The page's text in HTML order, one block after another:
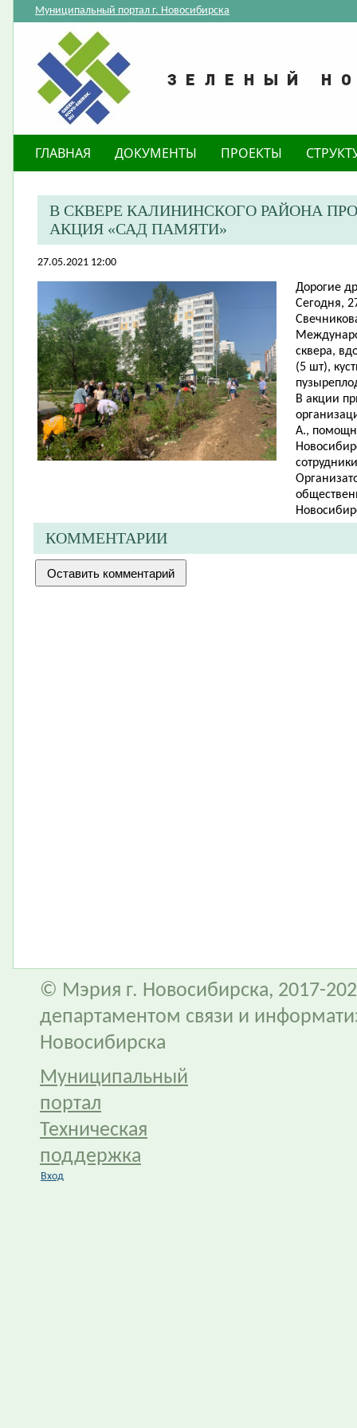
Муниципальный портал г. Новосибирска
ГЛАВНАЯ ДОКУМЕНТЫ ПРОЕКТЫ
В СКВЕРЕ КАЛИНИНСКОГО РАЙОНА
АКЦИЯ «САД ПАМЯТИ»
27.05.2021 12:00
Дорогие
Сегодня,
сквера,
(5 шт),
В акции
А.,
сотрудники
КОММЕНТАРИИ
© Мэрия г. Новосибирска, 2017-
департаментом связи и
Новосибирска
Муниципальный
портал
Техническая
поддержка
Вход